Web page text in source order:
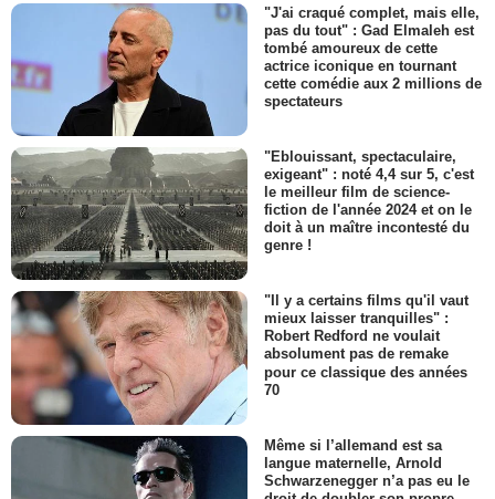
"J'ai craqué complet, mais elle,
pas du tout" : Gad Elmaleh est
tombé amoureux de cette
actrice iconique en tournant
cette comédie aux 2 millions de
spectateurs
"Eblouissant, spectaculaire,
exigeant" : noté 4,4 sur 5, c'est
le meilleur film de science-
fiction de l'année 2024 et on le
doit à un maître incontesté du
genre !
"Il y a certains films qu'il vaut
mieux laisser tranquilles" :
Robert Redford ne voulait
absolument pas de remake
pour ce classique des années
70
Même si l’allemand est sa
langue maternelle, Arnold
Schwarzenegger n’a pas eu le